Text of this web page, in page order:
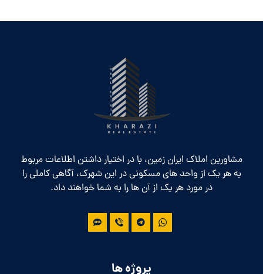
مشاورین املاک ایران زمین، با در اختیار داشتن اطلاعات مربوط
به هر یک از واحد های مسکونی در این شهرک، آگاهی کاملی را
در مورد هر یک از آن ها را به شما خواهند داد.
پروژه ها